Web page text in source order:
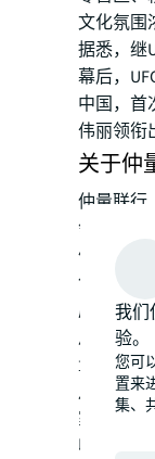
文化氛围
据悉，继
幕后，
中国，首
伟丽领衔
关于仲
仲量联行
领先的房
们始终致
创造机遇
成就商业
户、员工
量联行是
月31日，
家，员工
收入达
我们
验。
您可
置来
集、